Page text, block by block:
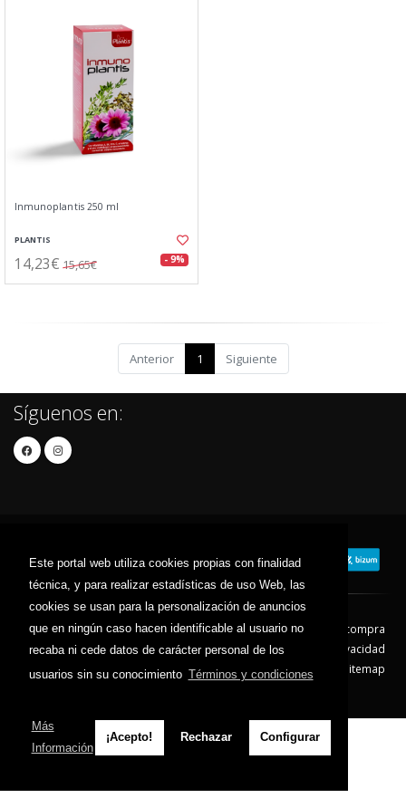
Este portal web utiliza cookies propias con finalidad
técnica, y para realizar estadísticas de uso Web, las
cookies se usan para la personalización de anuncios
que en ningún caso hacen identificable al usuario no
recaba ni cede datos de carácter personal de los
usuarios sin su conocimiento Términos y condiciones
Más
Información
¡Acepto! Rechazar Configurar
Inmunoplantis 250 ml
PLANTIS
14,23€ 15,65€ - 9%
Anterior 1 Siguiente
Síguenos en:
Contacto Aviso Legal
Condiciones de compra
Política de envíos
Política de devolución
Política de Privacidad
Política de Cookies
Sitemap